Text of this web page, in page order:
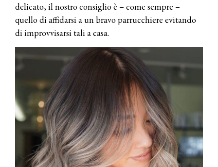
delicato, il nostro consiglio è – come sempre –
quello di affidarsi a un bravo parrucchiere evitando
di improvvisarsi tali a casa.